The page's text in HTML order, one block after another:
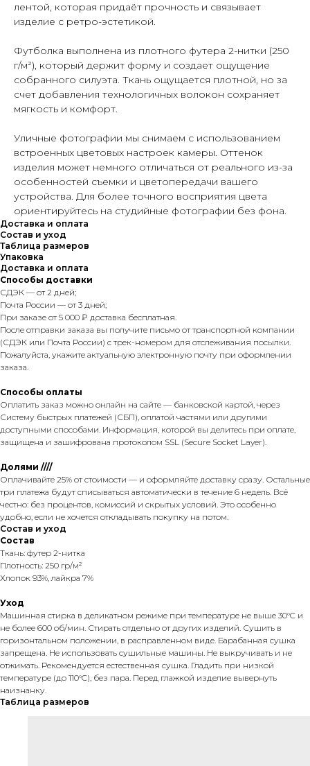
лентой, которая придаёт прочность и связывает
изделие с ретро-эстетикой.
Футболка выполнена из плотного футера 2-нитки (250
г/м²), который держит форму и создает ощущение
собранного силуэта. Ткань ощущается плотной, но за
счет добавления технологичных волокон сохраняет
мягкость и комфорт.
Уличные фотографии мы снимаем с использованием
встроенных цветовых настроек камеры. Оттенок
изделия может немного отличаться от реального из-за
особенностей съемки и цветопередачи вашего
устройства. Для более точного восприятия цвета
ориентируйтесь на студийные фотографии без фона.
Доставка и оплата
Состав и уход
Таблица размеров
Упаковка
Доставка и оплата
Способы доставки
СДЭК — от 2 дней;
Почта России — от 3 дней;
При заказе от 5 000 ₽ доставка бесплатная.
После отправки заказа вы получите письмо от транспортной компании
(СДЭК или Почта России) с трек-номером для отслеживания посылки.
Пожалуйста, укажите актуальную электронную почту при оформлении
заказа.
Способы оплаты
Оплатить заказ можно онлайн на сайте — банковской картой, через
Систему быстрых платежей (СБП), оплатой частями или другими
доступными способами. Информация, которой вы делитесь при оплате,
защищена и зашифрована протоколом SSL (Secure Socket Layer).
Долями ////
Оплачивайте 25% от стоимости — и оформляйте доставку сразу. Остальные
три платежа будут списываться автоматически в течение 6 недель. Всё
честно: без процентов, комиссий и скрытых условий. Это особенно
удобно, если не хочется откладывать покупку на потом.
Состав и уход
Состав
Ткань: футер 2-нитка
Плотность: 250 гр/м²
Хлопок 93%, лайкра 7%
Уход
Машинная стирка в деликатном режиме при температуре не выше 30°C и
не более 600 об/мин. Стирать отдельно от других изделий. Сушить в
горизонтальном положении, в расправленном виде. Барабанная сушка
запрещена. Не использовать сушильные машины. Не выкручивать и не
отжимать. Рекомендуется естественная сушка. Гладить при низкой
температуре (до 110°C), без пара. Перед глажкой изделие вывернуть
наизнанку.
Таблица размеров